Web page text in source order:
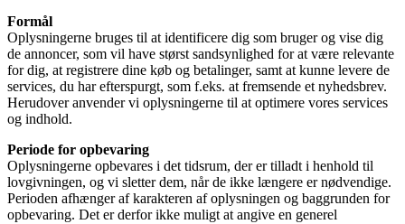
Formål
Oplysningerne bruges til at identificere dig som bruger og vise dig
de annoncer, som vil have størst sandsynlighed for at være relevante
for dig, at registrere dine køb og betalinger, samt at kunne levere de
services, du har efterspurgt, som f.eks. at fremsende et nyhedsbrev.
Herudover anvender vi oplysningerne til at optimere vores services
og indhold.
Periode for opbevaring
Oplysningerne opbevares i det tidsrum, der er tilladt i henhold til
lovgivningen, og vi sletter dem, når de ikke længere er nødvendige.
Perioden afhænger af karakteren af oplysningen og baggrunden for
opbevaring. Det er derfor ikke muligt at angive en generel